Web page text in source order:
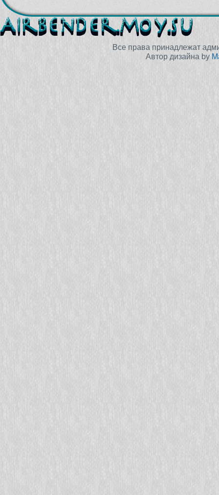
Все права принадлежат
Автор дизайна by